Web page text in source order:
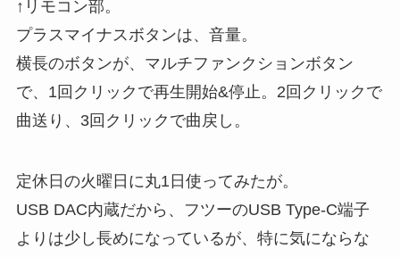
↑リモコン部。
プラスマイナスボタンは、音量。
横長のボタンが、マルチファンクションボタン
で、1回クリックで再生開始&停止。2回クリックで
曲送り、3回クリックで曲戻し。
定休日の火曜日に丸1日使ってみたが。
USB DAC内蔵だから、フツーのUSB Type-C端子
よりは少し長めになっているが、特に気にならな